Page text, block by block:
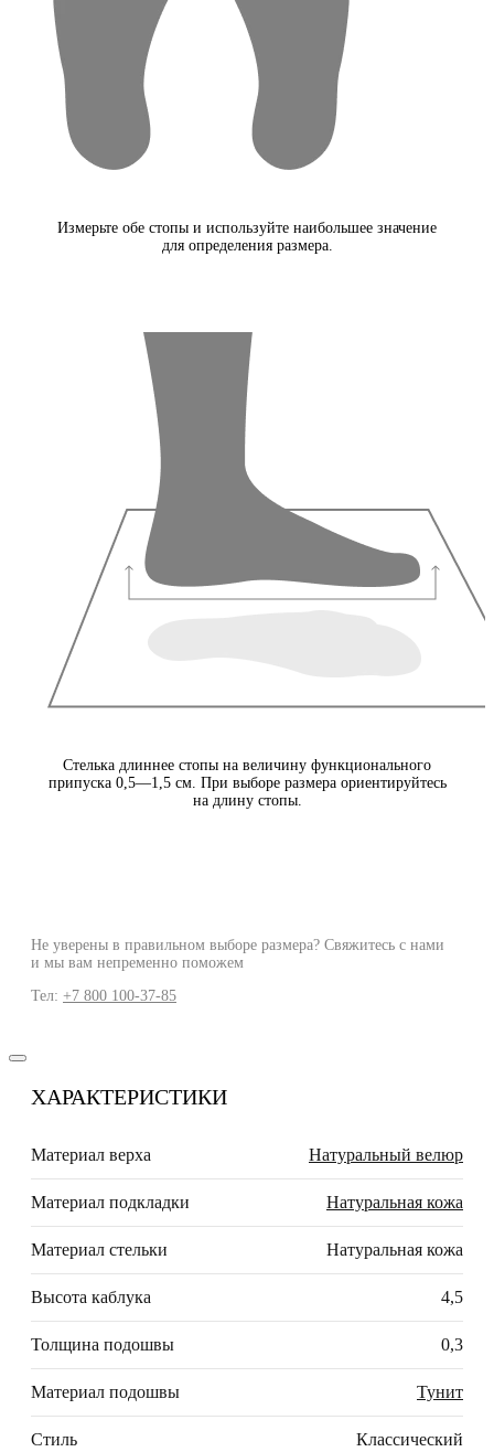
Измерьте обе стопы и используйте наибольшее значение
для определения размера.
Стелька длиннее стопы на величину функционального
припуска 0,5—1,5 см. При выборе размера ориентируйтесь
на длину стопы.
Не уверены в правильном выборе размера? Свяжитесь с нами
и мы вам непременно поможем
Тел: +7 800 100-37-85
ХАРАКТЕРИСТИКИ
Материал верха Натуральный велюр
Материал подкладки Натуральная кожа
Материал стельки Натуральная кожа
Высота каблука 4,5
Толщина подошвы 0,3
Материал подошвы Тунит
Стиль Классический